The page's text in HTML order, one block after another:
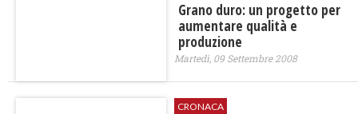
Grano duro: un progetto per
aumentare qualità e
produzione
Martedì, 09 Settembre 2008
CRONACA